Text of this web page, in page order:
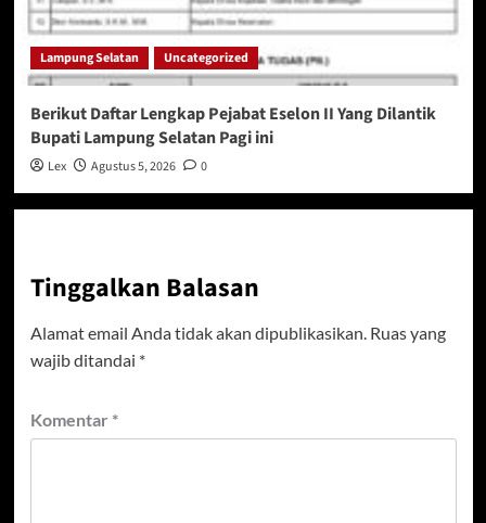
Lampung Selatan Uncategorized
Berikut Daftar Lengkap Pejabat Eselon II Yang Dilantik
Bupati Lampung Selatan Pagi ini
Lex Agustus 5, 2026 0
Tinggalkan Balasan
Alamat email Anda tidak akan dipublikasikan. Ruas yang
wajib ditandai *
Komentar *